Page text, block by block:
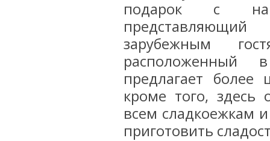
подарок с
зарубежным
расположенный
предлагает более
кроме того, здесь
всем сладкоежкам
приготовить